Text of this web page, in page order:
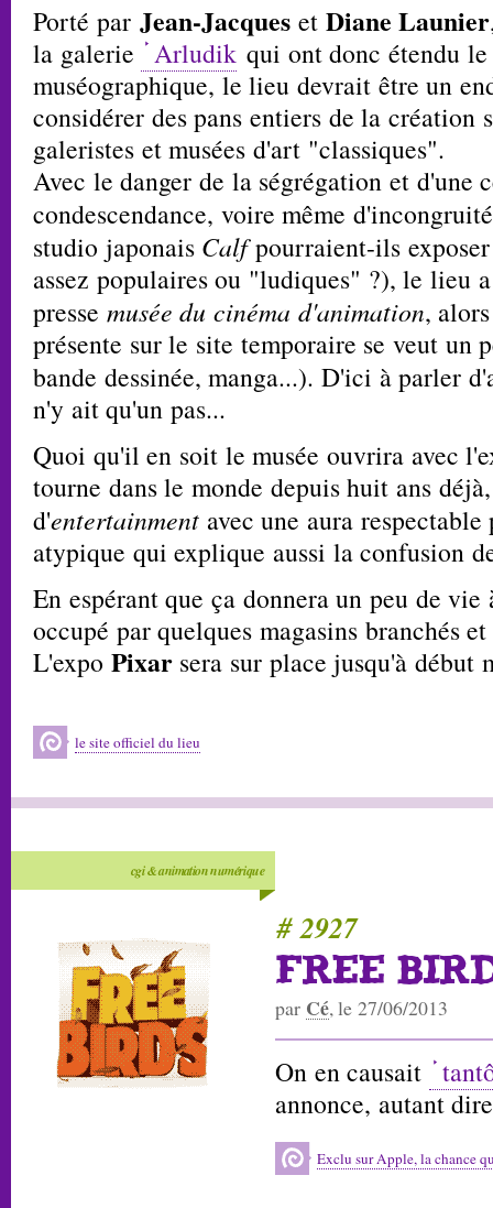
Porté parJean-Jacques et Diane Launier
la galerie
Arludik qui ont donc étendu
muséographique, le lieu devrait être un
considérer des pans entiers de la création
galeristes et musées d'art "classiques".
Avec le danger de la ségrégation et d'une
condescendance, voire même
studio japonais Calfpourraient-ils
assez populaires ou "ludiques" ?), le lieu
presse musée du cinéma d'animation,
présente sur le site temporaire se veut un
bande dessinée, manga...). D'ici à parler
n'y ait qu'un pas...
Quoi qu'il en soit le musée ouvrira avec
tourne dans le monde depuis huit ans
d'entertainment avec une aura
atypique qui explique aussi la confusion
En espérant que ça donnera un peu de
occupé par quelques magasins branchés
L'expo Pixarsera sur place jusqu'à début
le site officiel du lieu
cgi & animation numérique
# 2927
FREE
par Cé, le 27/06/2013
On en causait
annonce, autant
Exclu sur Apple, la chance